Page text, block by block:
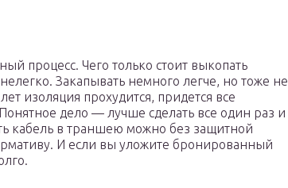
процесс. Чего только стоит выкопать
Закапывать немного легче, но тоже не
изоляция прохудится, придется все
дело — лучше сделать все один раз и
кабель в траншею можно без защитной
И если вы уложите бронированный